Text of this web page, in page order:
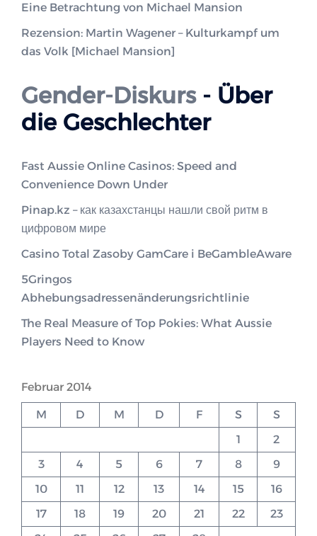
Eine Betrachtung von Michael Mansion
Rezension: Martin Wagener – Kulturkampf um
das Volk [Michael Mansion]
Gender-Diskurs- Über
die Geschlechter
Fast Aussie Online Casinos: Speed and
Convenience Down Under
Pinap.kz – как казахстанцы нашли свой ритм в
цифровом мире
Casino Total Zasoby GamCare i BeGambleAware
5Gringos
Abhebungsadressenänderungsrichtlinie
The Real Measure of Top Pokies: What Aussie
Players Need to Know
Februar 2014
M D M D F S
S
1
2
3
4 5 6 7 8
9
10
11 12 13 14 15
16
17
18 19 20 21 22
23